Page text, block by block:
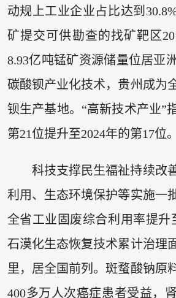
动规上工业企业占比达到
矿提交可供勘查的找矿靶区
8.93亿吨锰矿资源储量位居亚
碳酸钡产业化技术，贵州成为
钡生产基地。“高新技术产业”
第21位提升至2024年的第17位。
科技支撑民生福祉持续改
利用、生态环境保护等实施一
全省工业固废综合利用率提升
石漠化生态恢复技术累计治理
里，居全国前列。斑蝥酸钠原
400多万人次癌症患者受益，